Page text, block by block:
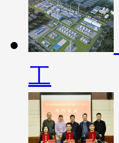
工